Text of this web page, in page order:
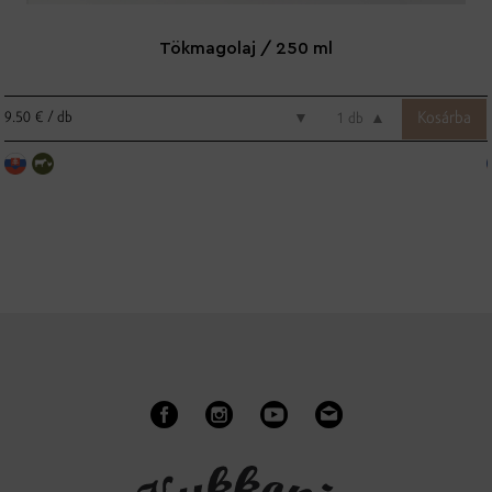
Tökmagolaj / 250 ml
9.50 € / db ▼ db ▲